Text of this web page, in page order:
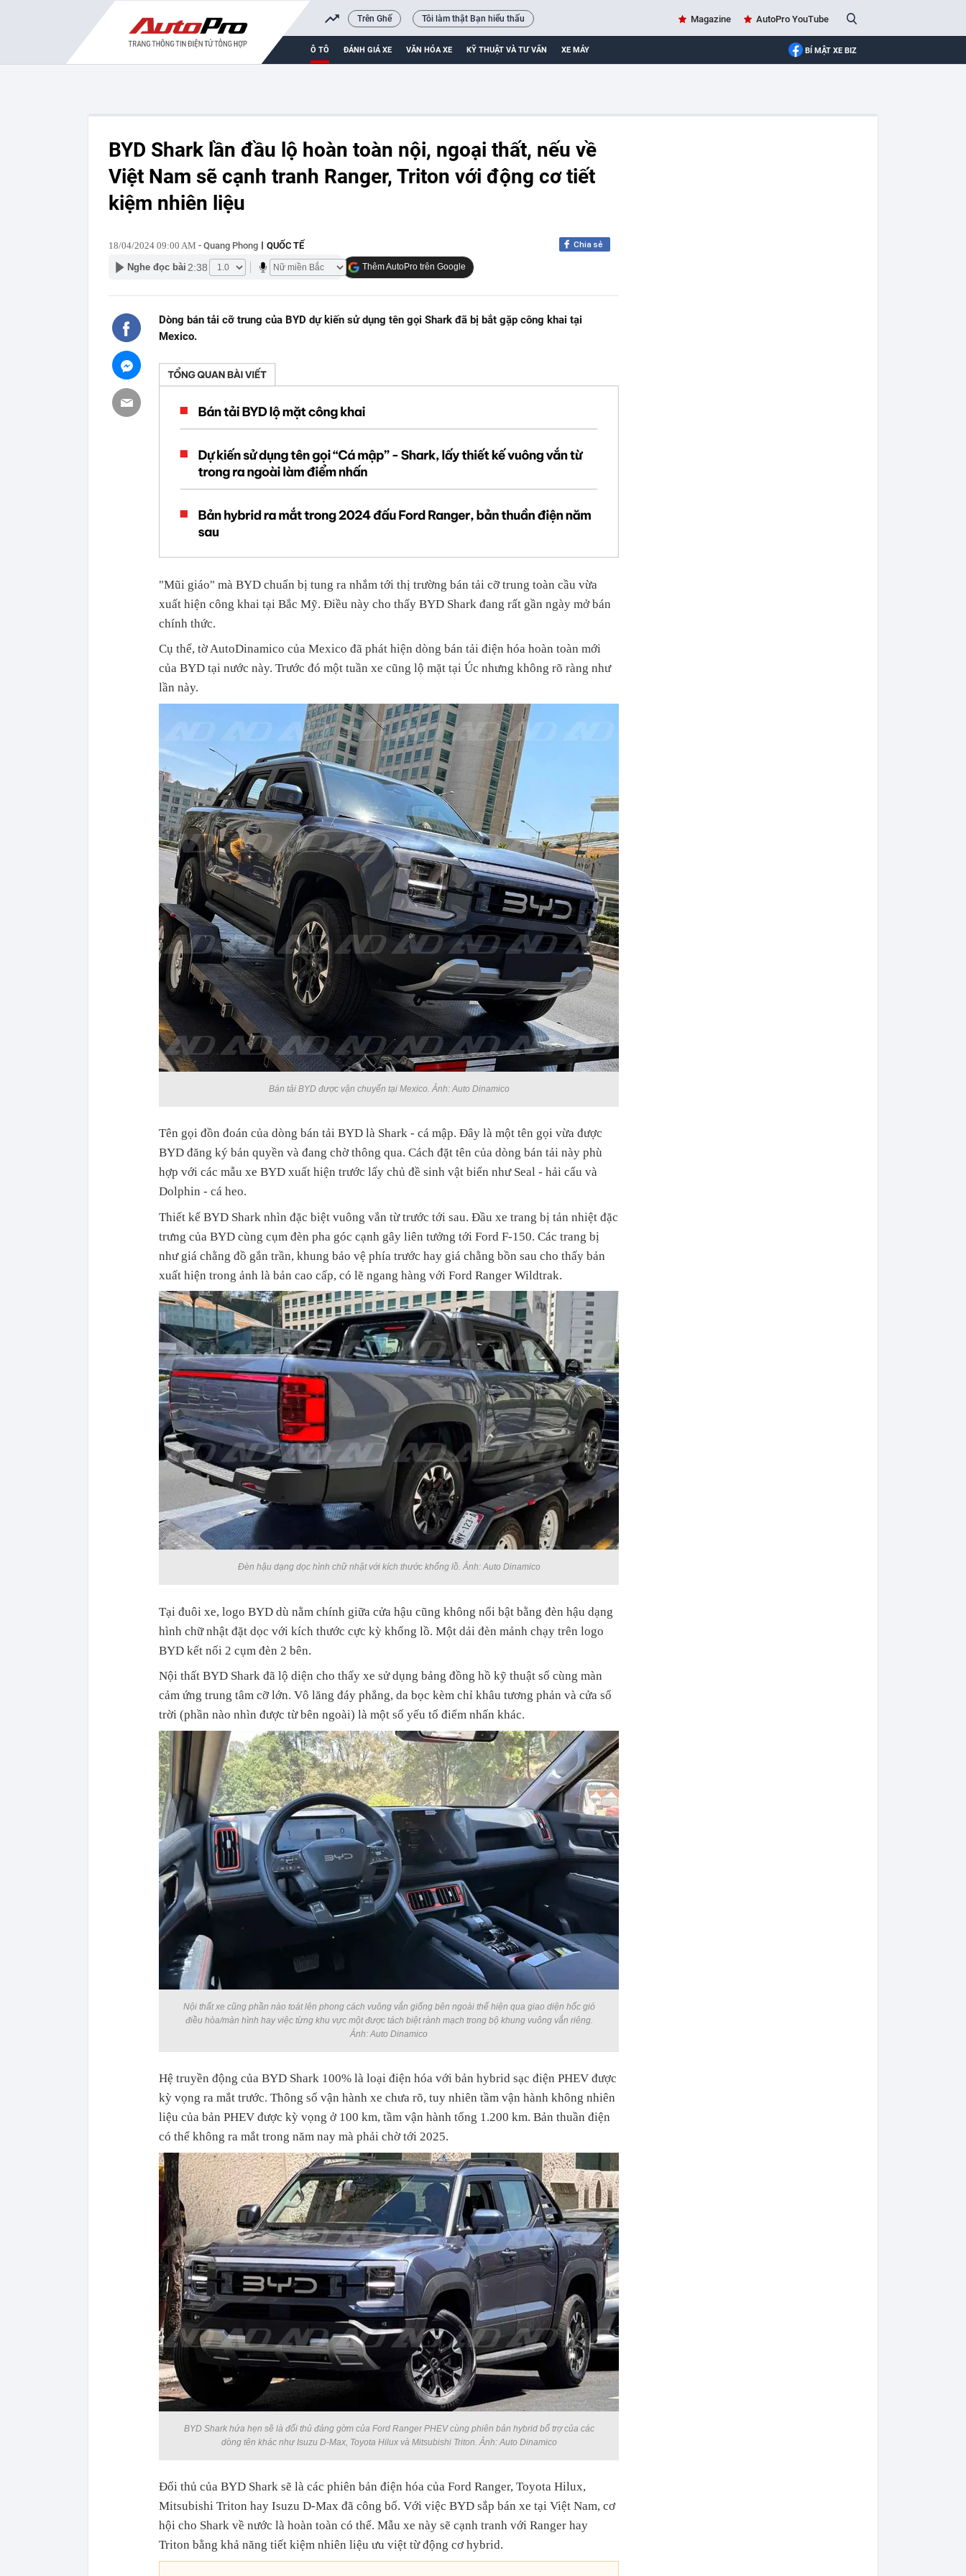
Trên Ghế Tôi làm thật Bạn hiểu thấu Magazine AutoPro YouTube
Ô TÔ ĐÁNH GIÁ XE VĂN HÓA XE KỸ THUẬT VÀ TƯ VẤN XE MÁY BÍ MẬT XE BIZ
BYD Shark lần đầu lộ hoàn toàn nội, ngoại thất, nếu về
Việt Nam sẽ cạnh tranh Ranger, Triton với động cơ tiết
kiệm nhiên liệu
18/04/2024 09:00 AM - Quang Phong QUỐC TẾ Chia sẻ
Thêm AutoPro trên Google
Nghe đọc bài 2:38
Dòng bán tải cỡ trung của BYD dự kiến sử dụng tên gọi Shark đã bị bắt gặp công khai tại
Mexico.
"Mũi giáo" mà BYD chuẩn bị tung ra nhắm tới thị trường bán tải cỡ trung toàn cầu vừa
xuất hiện công khai tại Bắc Mỹ. Điều này cho thấy BYD Shark đang rất gần ngày mở bán
chính thức.
Cụ thể, tờ AutoDinamico của Mexico đã phát hiện dòng bán tải điện hóa hoàn toàn mới
của BYD tại nước này. Trước đó một tuần xe cũng lộ mặt tại Úc nhưng không rõ ràng như
lần này.
Bán tải BYD được vận chuyển tại Mexico. Ảnh: Auto Dinamico
Tên gọi đồn đoán của dòng bán tải BYD là Shark - cá mập. Đây là một tên gọi vừa được
BYD đăng ký bản quyền và đang chờ thông qua. Cách đặt tên của dòng bán tải này phù
hợp với các mẫu xe BYD xuất hiện trước lấy chủ đề sinh vật biển như Seal - hải cẩu và
Dolphin - cá heo.
Thiết kế BYD Shark nhìn đặc biệt vuông vắn từ trước tới sau. Đầu xe trang bị tản nhiệt đặc
trưng của BYD cùng cụm đèn pha góc cạnh gây liên tưởng tới Ford F-150. Các trang bị
như giá chằng đồ gắn trần, khung bảo vệ phía trước hay giá chằng bồn sau cho thấy bản
xuất hiện trong ảnh là bản cao cấp, có lẽ ngang hàng với Ford Ranger Wildtrak.
Đèn hậu dạng dọc hình chữ nhật với kích thước khổng lồ. Ảnh: Auto Dinamico
Tại đuôi xe, logo BYD dù nằm chính giữa cửa hậu cũng không nổi bật bằng đèn hậu dạng
hình chữ nhật đặt dọc với kích thước cực kỳ khổng lồ. Một dải đèn mảnh chạy trên logo
BYD kết nối 2 cụm đèn 2 bên.
Nội thất BYD Shark đã lộ diện cho thấy xe sử dụng bảng đồng hồ kỹ thuật số cùng màn
cảm ứng trung tâm cỡ lớn. Vô lăng đáy phẳng, da bọc kèm chỉ khâu tương phản và cửa sổ
trời (phần nào nhìn được từ bên ngoài) là một số yếu tố điểm nhấn khác.
Nội thất xe cũng phần nào toát lên phong cách vuông vắn giống bên ngoài thể hiện qua giao diện hốc gió
điều hòa/màn hình hay việc từng khu vực một được tách biệt rành mạch trong bộ khung vuông vắn riêng.
Ảnh: Auto Dinamico
Hệ truyền động của BYD Shark 100% là loại điện hóa với bản hybrid sạc điện PHEV được
kỳ vọng ra mắt trước. Thông số vận hành xe chưa rõ, tuy nhiên tầm vận hành không nhiên
liệu của bản PHEV được kỳ vọng ở 100 km, tầm vận hành tổng 1.200 km. Bản thuần điện
có thể không ra mắt trong năm nay mà phải chờ tới 2025.
BYD Shark hứa hẹn sẽ là đối thủ đáng gờm của Ford Ranger PHEV cùng phiên bản hybrid bổ trợ của các
dòng tên khác như Isuzu D-Max, Toyota Hilux và Mitsubishi Triton. Ảnh: Auto Dinamico
Đối thủ của BYD Shark sẽ là các phiên bản điện hóa của Ford Ranger, Toyota Hilux,
Mitsubishi Triton hay Isuzu D-Max đã công bố. Với việc BYD sắp bán xe tại Việt Nam, cơ
hội cho Shark về nước là hoàn toàn có thể. Mẫu xe này sẽ cạnh tranh với Ranger hay
Triton bằng khả năng tiết kiệm nhiên liệu ưu việt từ động cơ hybrid.